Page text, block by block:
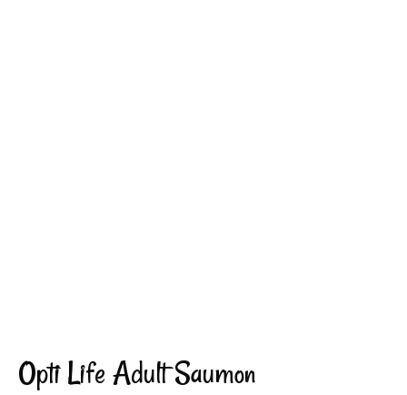
Opti Life Adult Saumon